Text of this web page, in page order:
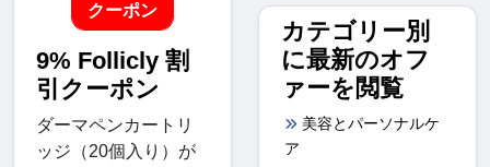
クーポン
9% Follicly 割
引クーポン
ダーマペンカートリ
ッジ（20個入り）が
カテゴリー別
に最新のオフ
ァーを閲覧
美容とパーソナルケ
ア